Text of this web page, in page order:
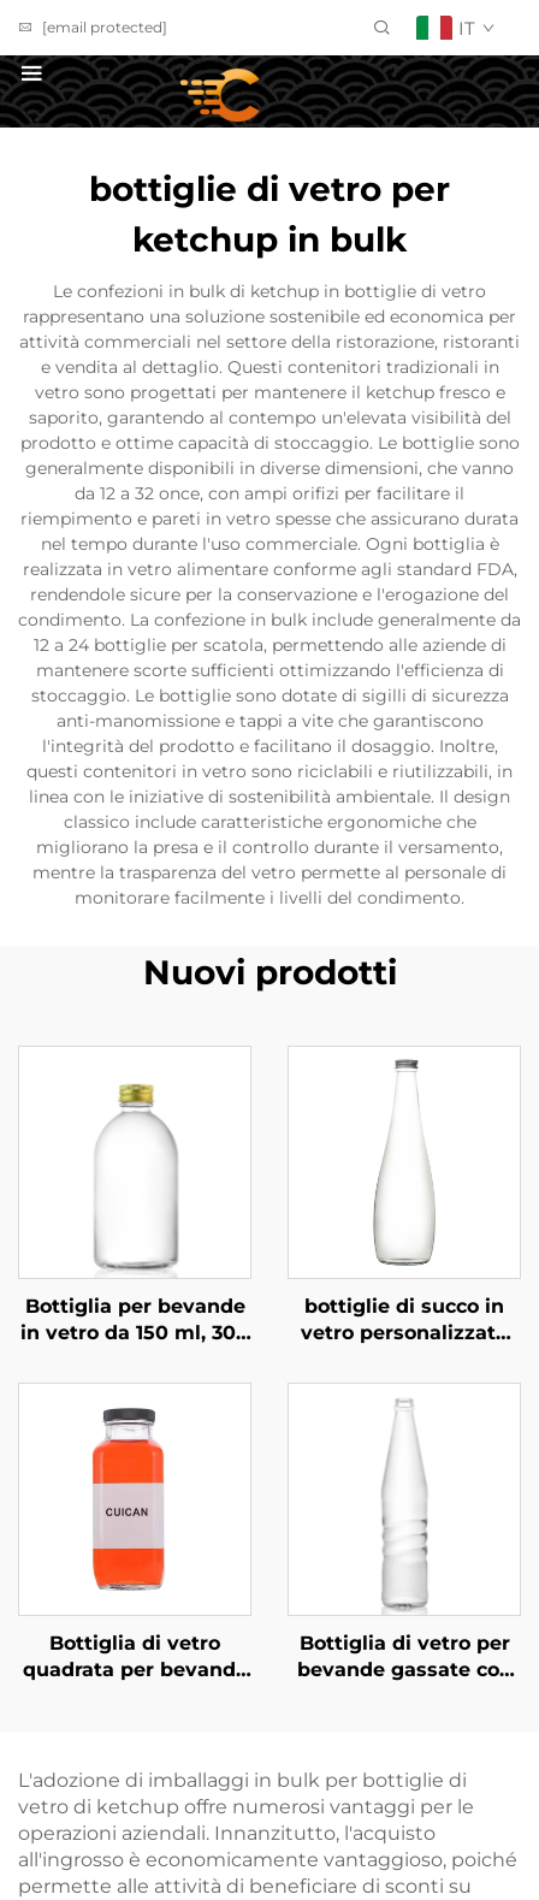
[email protected] IT
bottiglie di vetro per
ketchup in bulk
Le confezioni in bulk di ketchup in bottiglie di vetro
rappresentano una soluzione sostenibile ed economica per
attività commerciali nel settore della ristorazione, ristoranti
e vendita al dettaglio. Questi contenitori tradizionali in
vetro sono progettati per mantenere il ketchup fresco e
saporito, garantendo al contempo un'elevata visibilità del
prodotto e ottime capacità di stoccaggio. Le bottiglie sono
generalmente disponibili in diverse dimensioni, che vanno
da 12 a 32 once, con ampi orifizi per facilitare il
riempimento e pareti in vetro spesse che assicurano durata
nel tempo durante l'uso commerciale. Ogni bottiglia è
realizzata in vetro alimentare conforme agli standard FDA,
rendendole sicure per la conservazione e l'erogazione del
condimento. La confezione in bulk include generalmente da
12 a 24 bottiglie per scatola, permettendo alle aziende di
mantenere scorte sufficienti ottimizzando l'efficienza di
stoccaggio. Le bottiglie sono dotate di sigilli di sicurezza
anti-manomissione e tappi a vite che garantiscono
l'integrità del prodotto e facilitano il dosaggio. Inoltre,
questi contenitori in vetro sono riciclabili e riutilizzabili, in
linea con le iniziative di sostenibilità ambientale. Il design
classico include caratteristiche ergonomiche che
migliorano la presa e il controllo durante il versamento,
mentre la trasparenza del vetro permette al personale di
monitorare facilmente i livelli del condimento.
Nuovi prodotti
Bottiglia per bevande
in vetro da 150 ml, 300
personalizzata
bottiglie di succo in
vetro personalizzate
500 ml per bevande
gassate
Bottiglia di vetro
quadrata per bevande
Bottiglia di vetro per
bevande gassate con
L'adozione di imballaggi in bulk per bottiglie di
vetro di ketchup offre numerosi vantaggi per le
operazioni aziendali. Innanzitutto, l'acquisto
all'ingrosso è economicamente vantaggioso, poiché
permette alle attività di beneficiare di sconti su